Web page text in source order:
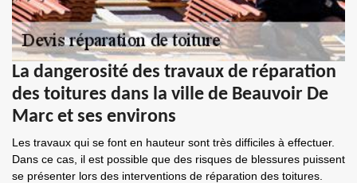
La dangerosité des travaux de réparation
des toitures dans la ville de Beauvoir De
Marc et ses environs
Les travaux qui se font en hauteur sont très difficiles à effectuer.
Dans ce cas, il est possible que des risques de blessures puissent
se présenter lors des interventions de réparation des toitures.